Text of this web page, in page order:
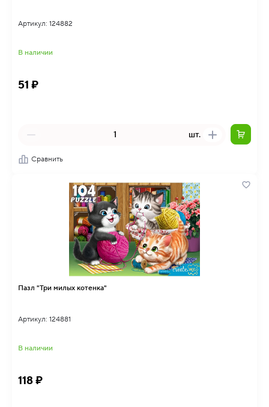
Артикул: 124882
В наличии
51 ₽
шт.
Сравнить
Пазл "Три милых котенка"
Артикул: 124881
В наличии
118 ₽